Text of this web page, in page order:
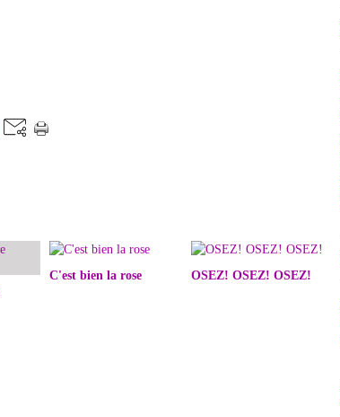
C'est bien la rose OSEZ! OSEZ! OSEZ!